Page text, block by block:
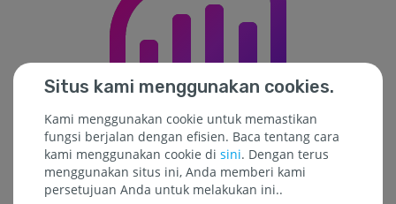
Situs kami menggunakan cookies.
Kami menggunakan cookie untuk memastikan
fungsi berjalan dengan efisien. Baca tentang cara
kami menggunakan cookie di sini. Dengan terus
menggunakan situs ini, Anda memberi kami
persetujuan Anda untuk melakukan ini..